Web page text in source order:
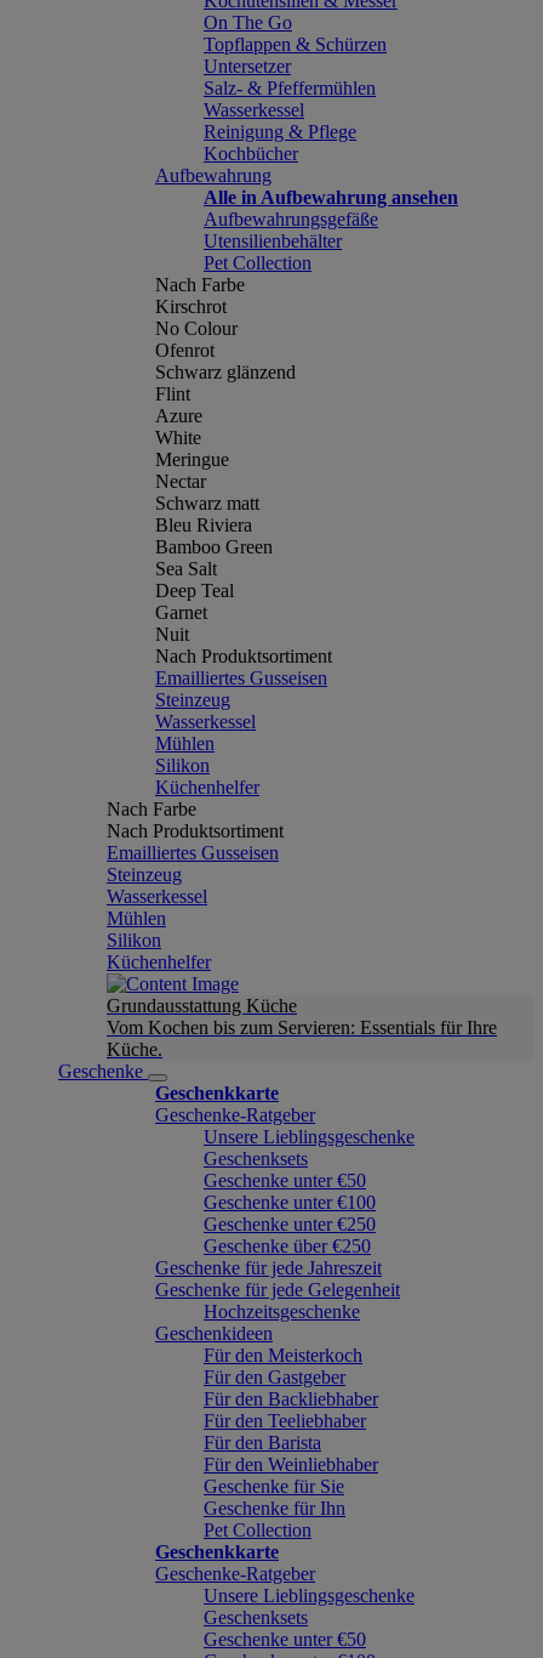
On The Go
Topflappen & Schürzen
Untersetzer
Salz- & Pfeffermühlen
Wasserkessel
Reinigung & Pflege
Kochbücher
Aufbewahrung
Alle in Aufbewahrung ansehen
Aufbewahrungsgefäße
Utensilienbehälter
Pet Collection
Nach Farbe
Kirschrot
No Colour
Ofenrot
Schwarz glänzend
Flint
Azure
White
Meringue
Nectar
Schwarz matt
Bleu Riviera
Bamboo Green
Sea Salt
Deep Teal
Garnet
Nuit
Nach Produktsortiment
Emailliertes Gusseisen
Steinzeug
Wasserkessel
Mühlen
Silikon
Küchenhelfer
Nach Farbe
Nach Produktsortiment
Emailliertes Gusseisen
Steinzeug
Wasserkessel
Mühlen
Silikon
Küchenhelfer
Grundausstattung Küche
Vom Kochen bis zum Servieren: Essentials für Ihre
Küche.
Geschenke
Geschenkkarte
Geschenke-Ratgeber
Unsere Lieblingsgeschenke
Geschenksets
Geschenke unter €50
Geschenke unter €100
Geschenke unter €250
Geschenke über €250
Geschenke für jede Jahreszeit
Geschenke für jede Gelegenheit
Hochzeitsgeschenke
Geschenkideen
Für den Meisterkoch
Für den Gastgeber
Für den Backliebhaber
Für den Teeliebhaber
Für den Barista
Für den Weinliebhaber
Geschenke für Sie
Geschenke für Ihn
Pet Collection
Geschenkkarte
Geschenke-Ratgeber
Unsere Lieblingsgeschenke
Geschenksets
Geschenke unter €50